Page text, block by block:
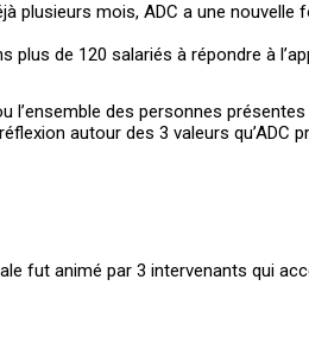
plusieurs mois, ADC a une
plus de 120 salariés à répondre à
l’ensemble des personnes
autour des 3 valeurs qu’ADC
fut animé par 3 intervenants qui